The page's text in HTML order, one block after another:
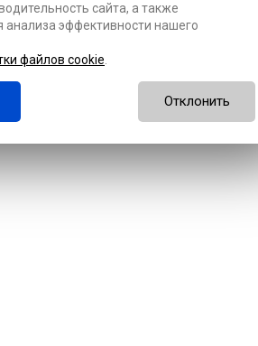
сайта, а также
анализа эффективности нашего
файлов cookie
Отклонить